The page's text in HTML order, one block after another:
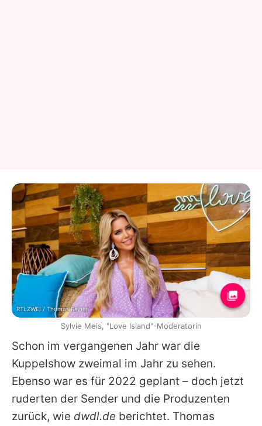
Schon im vergangenen Jahr war die
Kuppelshow zweimal im Jahr zu sehen.
Ebenso war es für 2022 geplant – doch jetzt
ruderten der Sender und die Produzenten
zurück, wie dwdl.de berichtet. Thomas
RTLZWEI / Thomas Reiner
Sylvie Meis, "Love Island"-Moderatorin